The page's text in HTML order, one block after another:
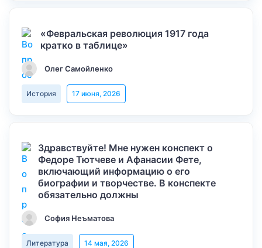
«Февральская революция 1917 года
кратко в таблице»
Олег Самойленко
История 17 июня, 2026
Здравствуйте! Мне нужен конспект о
Федоре Тютчеве и Афанасии Фете,
включающий информацию о его
биографии и творчестве. В конспекте
обязательно должны
София Неъматова
Литература 14 мая, 2026